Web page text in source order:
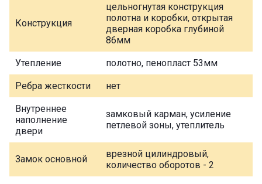
Конструкция
цельногнутая конструкция
полотна и коробки, открытая
дверная коробка глубиной
86мм
Утепление полотно, пенопласт 53мм
Ребра жесткости нет
Внутреннее
наполнение
двери
замковый карман, усиление
петлевой зоны, утеплитель
Замок основной
врезной цилиндровый,
количество оборотов - 2